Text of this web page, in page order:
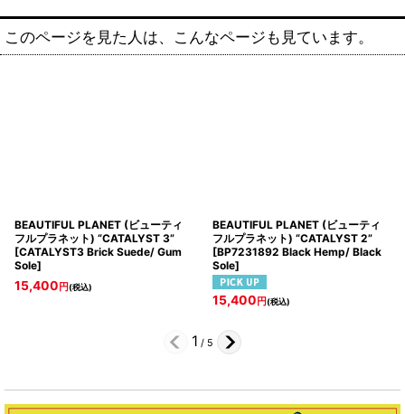
このページを見た人は、こんなページも見ています。
BEAUTIFUL PLANET (ビューティ
フルプラネット) “CATALYST 3”
[CATALYST3 Brick Suede/ Gum
Sole]
15,400 円(税込)
BEAUTIFUL PLANET (ビューティ
フルプラネット) “CATALYST 2”
[BP7231892 Black Hemp/ Black
Sole]
15,400 円(税込)
1 / 5